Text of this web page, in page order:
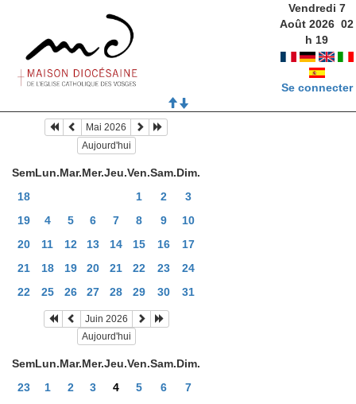
Vendredi 7
Août 2026 02
h 19
Se connecter
Mai 2026
Aujourd'hui
SemLun.Mar.Mer.Jeu.Ven.Sam.Dim.
18
1 2
3
19
4 5 6 7 8 9
10
20
11 12 13 14 15 16
17
21
18 19 20 21 22 23
24
22
25 26 27 28 29 30 31
Juin 2026
Aujourd'hui
SemLun.Mar.Mer.Jeu.Ven.Sam.Dim.
23
1 2 3 4 5 6
7